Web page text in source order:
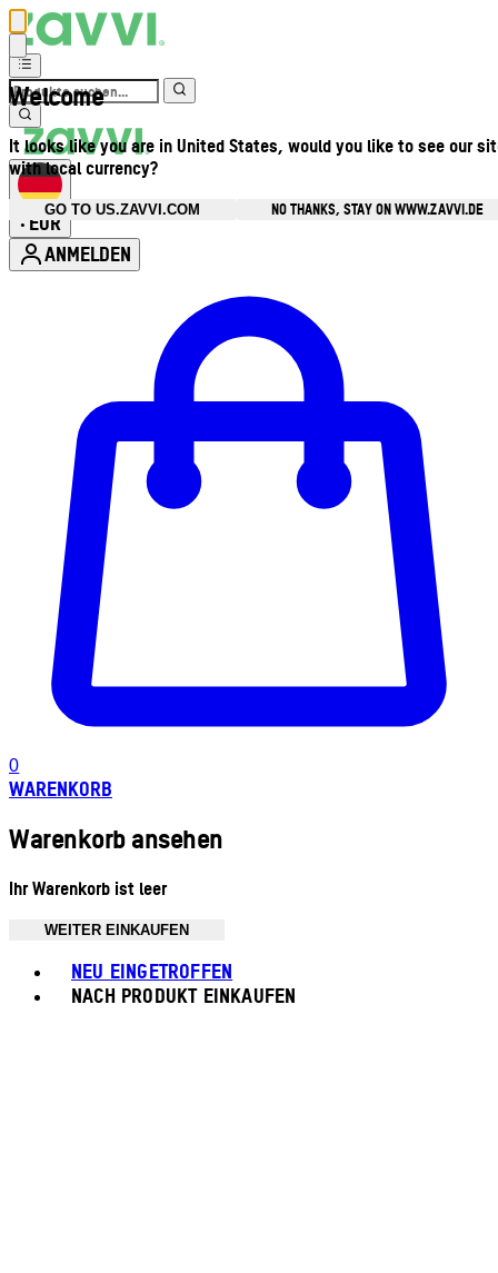
Welcome
It looks like you are in United States, would you like to see our
with local currency?
GO TO US.ZAVVI.COM
NO THANKS, STAY ON WWW.ZAVVI.DE
• EUR
ANMELDEN
0
WARENKORB
Warenkorb ansehen
Ihr Warenkorb ist leer
WEITER EINKAUFEN
NEU EINGETROFFEN
NACH PRODUKT EINKAUFEN